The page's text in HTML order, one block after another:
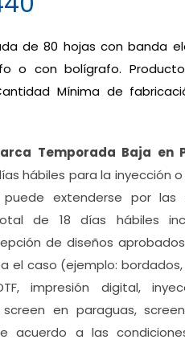
de 80 hojas con banda
o con bolígrafo.
Mínima de
Temporada Baja en
hábiles para la inyección
extenderse por las
de 18 días hábiles
de diseños
el caso (ejemplo:
impresión digital,
en paraguas,
acuerdo a las